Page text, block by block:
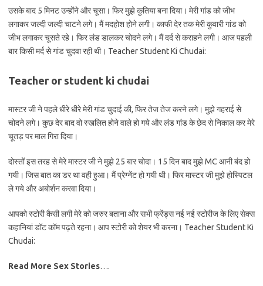
उसके बाद 5 मिनट उन्होंने और चूसा। फिर मुझे कुतिया बना दिया। मेरी गांड को जीभ
लगाकर जल्दी जल्दी चाटने लगे। मैं मदहोश होने लगी। काफी देर तक मेरी कुवारी गांड को
जीभ लगाकर चूसते रहे। फिर लंड डालकर चोदने लगे। मैं दर्द से कराहने लगी। आज पहली
बार किसी मर्द से गांड चुदवा रही थी। Teacher Student Ki Chudai:
Teacher or student ki chudai
मास्टर जी ने पहले धीरे धीरे मेरी गांड चुदाई की, फिर तेज तेज करने लगे। मुझे गहराई से
चोदने लगे। कुछ देर बाद वो स्खलित होने वाले हो गये और लंड गांड के छेद से निकाल कर मेरे
चूतड़ पर माल गिरा दिया।
दोस्तों इस तरह से मेरे मास्टर जी ने मुझे 25 बार चोदा। 15 दिन बाद मुझे MC आनी बंद हो
गयी। जिस बात का डर था वही हुआ। मैं प्रेग्नेंट हो गयी थी। फिर मास्टर जी मुझे होस्पिटल
ले गये और अबोर्शन करवा दिया।
आपको स्टोरी कैसी लगी मेरे को जरुर बताना और सभी फ्रेंड्स नई नई स्टोरीज के लिए सेक्स
कहानियां डॉट कॉम पढ़ते रहना। आप स्टोरी को शेयर भी करना। Teacher Student Ki
Chudai:
Read More Sex Stories….